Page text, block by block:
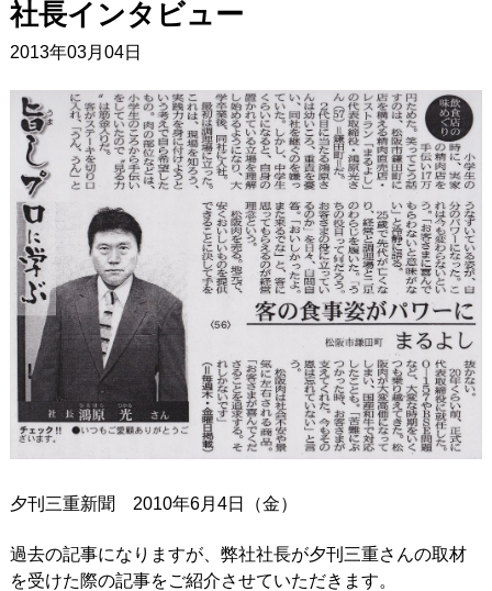
社長インタビュー
2013年03月04日
夕刊三重新聞 2010年6月4日（金）
過去の記事になりますが、弊社社長が夕刊三重さんの取材
を受けた際の記事をご紹介させていただきます。